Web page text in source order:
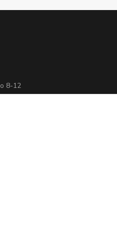
8-12